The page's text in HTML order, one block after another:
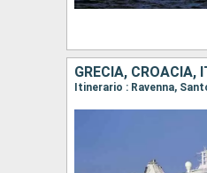
GRECIA, CROACIA,
Itinerario : Ravenna,